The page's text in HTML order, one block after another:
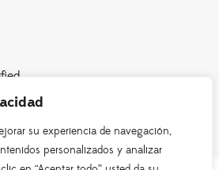
su experiencia de navegación,
personalizados y analizar